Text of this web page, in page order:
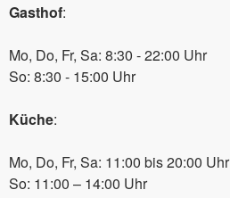
Gasthof:
Mo, Do, Fr, Sa: 8:30 - 22:00 Uhr
So: 8:30 - 15:00 Uhr
Küche:
Mo, Do, Fr, Sa: 11:00 bis 20:00 Uhr
So: 11:00 – 14:00 Uhr